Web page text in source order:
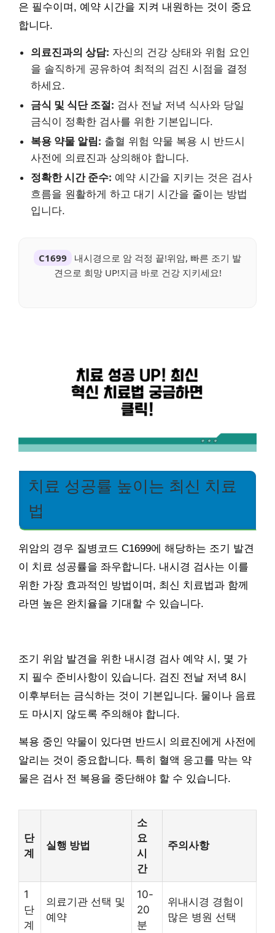
은 필수이며, 예약 시간을 지켜 내원하는 것이 중요
합니다.
의료진과의 상담: 자신의 건강 상태와 위험 요인
을 솔직하게 공유하여 최적의 검진 시점을 결정
하세요.
금식 및 식단 조절: 검사 전날 저녁 식사와 당일
금식이 정확한 검사를 위한 기본입니다.
복용 약물 알림: 출혈 위험 약물 복용 시 반드시
사전에 의료진과 상의해야 합니다.
정확한 시간 준수: 예약 시간을 지키는 것은 검사
흐름을 원활하게 하고 대기 시간을 줄이는 방법
입니다.
C1699
내시경으로 암 걱정 끝!위암, 빠른 조기 발
견으로 희망 UP!지금 바로 건강 지키세요!
치료 성공률 높이는 최신 치료
법
위암의 경우 질병코드 C1699에 해당하는 조기 발견
이 치료 성공률을 좌우합니다. 내시경 검사는 이를
위한 가장 효과적인 방법이며, 최신 치료법과 함께
라면 높은 완치율을 기대할 수 있습니다.
조기 위암 발견을 위한 내시경 검사 예약 시, 몇 가
지 필수 준비사항이 있습니다. 검진 전날 저녁 8시
이후부터는 금식하는 것이 기본입니다. 물이나 음료
도 마시지 않도록 주의해야 합니다.
복용 중인 약물이 있다면 반드시 의료진에게 사전에
알리는 것이 중요합니다. 특히 혈액 응고를 막는 약
물은 검사 전 복용을 중단해야 할 수 있습니다.
단
계
실행 방법
소
요
시
간
주의사항
1
단
계
의료기관 선택 및
예약
10-
20
분
위내시경 경험이
많은 병원 선택